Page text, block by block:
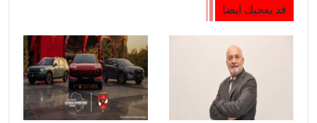
قد يعجبك ايضا